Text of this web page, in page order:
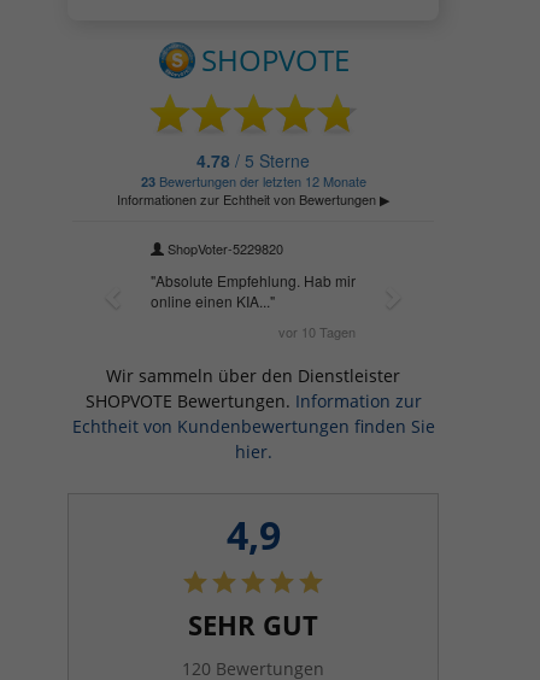
Wir sammeln über den Dienstleister
SHOPVOTE Bewertungen. Information zur
Echtheit von Kundenbewertungen finden Sie
hier.
4,9
SEHR GUT
120 Bewertungen